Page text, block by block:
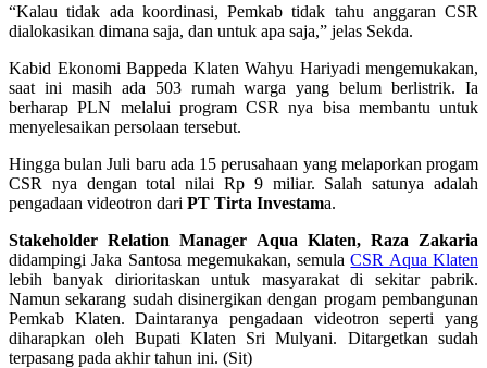
“Kalau tidak ada koordinasi, Pemkab tidak tahu anggaran CSR
dialokasikan dimana saja, dan untuk apa saja,” jelas Sekda.
Kabid Ekonomi Bappeda Klaten Wahyu Hariyadi mengemukakan,
saat ini masih ada 503 rumah warga yang belum berlistrik. Ia
berharap PLN melalui program CSR nya bisa membantu untuk
menyelesaikan persolaan tersebut.
Hingga bulan Juli baru ada 15 perusahaan yang melaporkan progam
CSR nya dengan total nilai Rp 9 miliar. Salah satunya adalah
pengadaan videotron dari PT Tirta Investama.
Stakeholder Relation Manager Aqua Klaten, Raza Zakaria
didampingi Jaka Santosa megemukakan, semulaCSR Aqua Klaten
lebih banyak dirioritaskan untuk masyarakat di sekitar pabrik.
Namun sekarang sudah disinergikan dengan progam pembangunan
Pemkab Klaten. Daintaranya pengadaan videotron seperti yang
diharapkan oleh Bupati Klaten Sri Mulyani. Ditargetkan sudah
terpasang pada akhir tahun ini. (Sit)